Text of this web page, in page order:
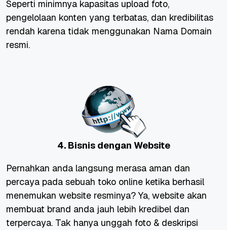
Seperti minimnya kapasitas upload foto,
pengelolaan konten yang terbatas, dan kredibilitas
rendah karena tidak menggunakan Nama Domain
resmi.
4. Bisnis dengan Website
Pernahkan anda langsung merasa aman dan
percaya pada sebuah toko online ketika berhasil
menemukan website resminya? Ya, website akan
membuat brand anda jauh lebih kredibel dan
terpercaya. Tak hanya unggah foto & deskripsi